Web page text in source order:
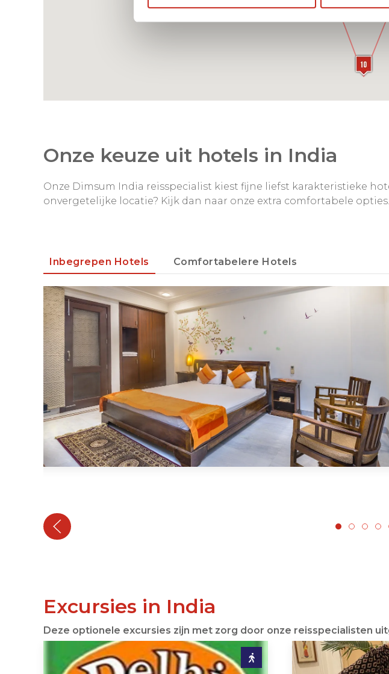
Fatehpur Sikri
Dag 17: Agra – vertrek Delhi
Onze keuze uit hotels in India
Onze Dimsum India reisspecialist kiest fijne liefst karakteristieke
onvergetelijke locatie? Kijk dan naar onze extra comfortabele opties.
Inbegrepen Hotels Comfortabelere Hotels
Excursies in India
Deze optionele excursies zijn met zorg door onze reisspecialisten